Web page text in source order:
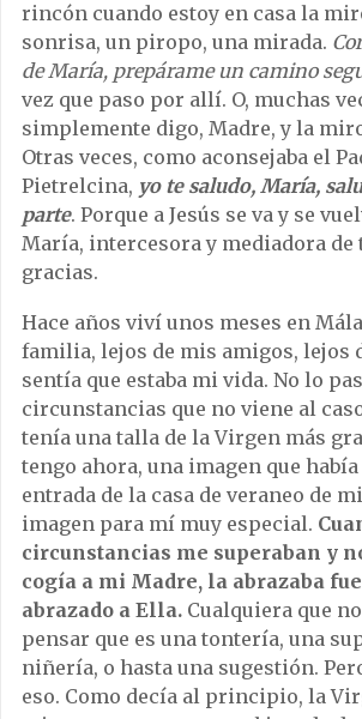
rincón cuando estoy en casa la
sonrisa, un piropo, una mirada.
de María, prepárame un camino
vez que paso por allí. O, muchas
simplemente digo, Madre, y la
Otras veces, como aconsejaba el
Pietrelcina, yo te saludo, María,
parte. Porque a Jesús se va y se
María, intercesora y mediadora de
gracias.
Hace años viví unos meses en
familia, lejos de mis amigos, lejos
sentía que estaba mi vida. No lo
circunstancias que no viene al
tenía una talla de la Virgen más
tengo ahora, una imagen que
entrada de la casa de veraneo de
imagen para mí muy especial.
circunstancias me superaban y
cogía a mi Madre, la abrazaba
abrazado a Ella. Cualquiera que
pensar que es una tontería, una
niñería, o hasta una sugestión.
eso. Como decía al principio, la